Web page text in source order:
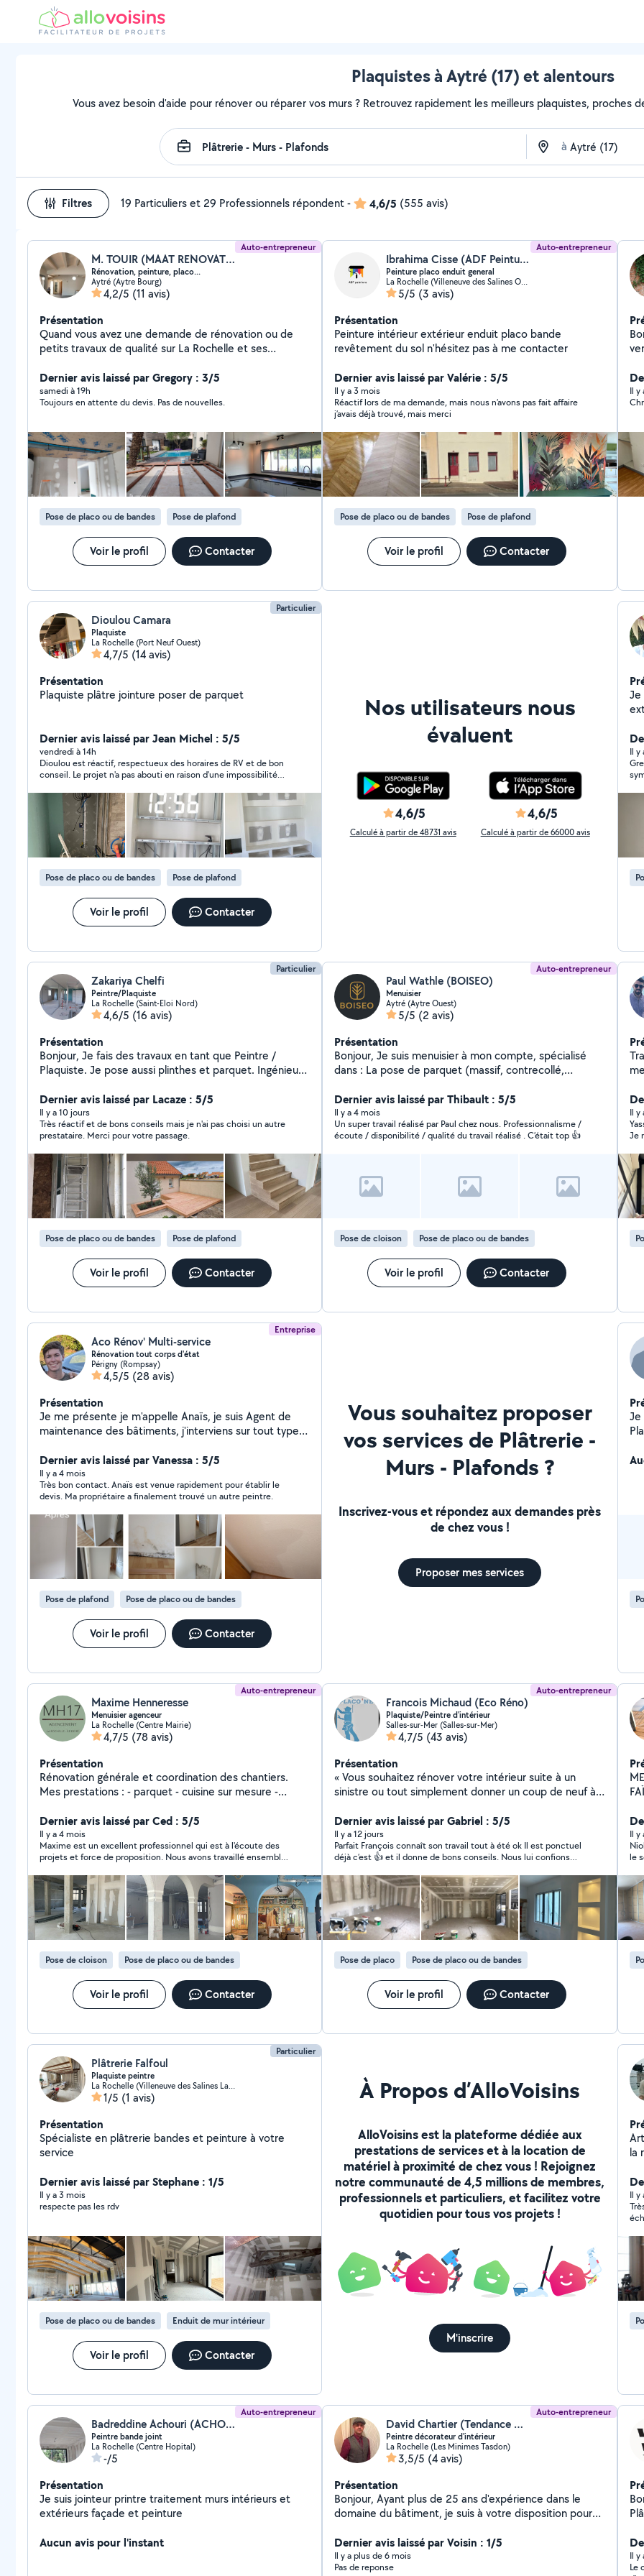
Plaquistes à Aytré (17) et alentours
Vous avez besoin d'aide pour rénover ou réparer vos murs ? Retrouvez rapidement les meilleurs plaquistes, proches
à
Filtres 19 Particuliers et 29 Professionnels répondent- 4,6/5 (555 avis)
Auto-entrepreneur
M. TOUIR (MAAT RENOVATION)
Rénovation, peinture, placo...
Aytré (Aytre Bourg)
4,2/5 (11 avis)
Présentation
Quand vous avez une demande de rénovation ou de
petits travaux de qualité sur La Rochelle et ses
RÉNOVATION. Je m' engage à fournir un service
exceptionnel au client. - Travaux de plâtrerie, Peinture
(intérieur et extérieur) - Isolation phonique et
autres bâtiments. - Pose de revêtement au sol et
carrelage. -Soudeur professionnel: réalisation de
terrasse, charpente, pergola... - Démolition de
bâtiment, murs. - Entretien de toiture Faites-moi part
de la nature de votre projet et je m'efforcerais de
trouver la solution la mieux adaptée à vos besoins.
ATTENTION À BIEN REMPLIR LA CATÉGORIE LORS DE
VOTRE DEMANDE SINON JE NE PEUX PAS VOUS
RÉPONDRE
Dernier avis laissé par Gregory : 3/5
samedi à 19h
Toujours en attente du devis. Pas de nouvelles.
Pose de placo ou de bandes Pose de plafond
Voir le profil Contacter
Auto-entrepreneur
Ibrahima Cisse (ADF Peinture)
Peinture placo enduit general
La Rochelle (Villeneuve des Salines Ouest)
5/5 (3 avis)
Présentation
Peinture intérieur extérieur enduit placo bande
revêtement du sol n'hésitez pas à me contacter
Dernier avis laissé par Valérie : 5/5
Il y a 3 mois
Réactif lors de ma demande, mais nous n’avons pas fait affaire
j’avais déjà trouvé, mais merci
Pose de placo ou de bandes Pose de plafond
Voir le profil Contacter
Il y
Particulier
Dioulou Camara
Plaquiste
La Rochelle (Port Neuf Ouest)
4,7/5 (14 avis)
Présentation
Plaquiste plâtre jointure poser de parquet
Dernier avis laissé par Jean Michel : 5/5
vendredi à 14h
Dioulou est réactif, respectueux des horaires de RV et de bon
conseil. Le projet n'a pas abouti en raison d'une impossibilité
pour la suite des travaux.
Pose de placo ou de bandes Pose de plafond
Voir le profil Contacter
Nos utilisateurs nous
évaluent
4,6/5
Calculé à partir de 48731 avis
4,6/5
Calculé à partir de 66000 avis
Je
Il y
de
de
Particulier
Zakariya Chelfi
Peintre/Plaquiste
La Rochelle (Saint-Eloi Nord)
4,6/5 (16 avis)
Présentation
Bonjour, Je fais des travaux en tant que Peintre /
Plaquiste. Je pose aussi plinthes et parquet. Ingénieux,
d'aménagement (poser des meubles, créer un
dressing), réparer un mur (boucher des trous, enduit,
peinture). Vous pouvez me contacter pour plus
d'informations. Cordialement
Dernier avis laissé par Lacaze : 5/5
Il y a 10 jours
Très réactif et de bons conseils mais je n'ai pas choisi un autre
prestataire. Merci pour votre passage.
Pose de placo ou de bandes Pose de plafond
Voir le profil Contacter
Auto-entrepreneur
Paul Wathle (BOISEO)
Menuisier
Aytré (Aytre Ouest)
5/5 (2 avis)
Présentation
Bonjour, Je suis menuisier à mon compte, spécialisé
dans : La pose de parquet (massif, contrecollé,
intérieurs et extérieurs et tout autre fabrication La
menuiserie générale : portes, placards, terrasses,
meubles, finitions Je travaille avec soin, précision et
sérieux pour garantir un résultat propre et durable.
Dernier avis laissé par Thibault : 5/5
Il y a 4 mois
Un super travail réalisé par Paul chez nous. Professionnalisme /
écoute / disponibilité / qualité du travail réalisé . C’était top 👍
Pose de cloison Pose de placo ou de bandes
Voir le profil Contacter
pour : Peinture
enduits
de
Il y
Je
Entreprise
Aco Rénov' Multi-service
Rénovation tout corps d'état
Périgny (Rompsay)
4,5/5 (28 avis)
Présentation
Je me présente je m'appelle Anaïs, je suis Agent de
maintenance des bâtiments, j'interviens sur tout type
rénovation ou juste un dépannage quelconque je serai
ravi de vous accompagner et de vous aider à le réaliser.
Passionné par ce que je fais, je mets tout en œuvre au
quotidien pour satisfaire mes clients. J'écoute, je
conseil et accompagne dans les projets. Vous avez un
projet et cherchez une personne pouvant le réaliser ?
Contactez moi ! je serai ravi de me déplacer afin de
comprendre plus précisément vos attentes et les
comblées. Au plaisir ! Anaïs
Dernier avis laissé par Vanessa : 5/5
Il y a 4 mois
Très bon contact. Anaïs est venue rapidement pour établir le
devis. Ma propriétaire a finalement trouvé un autre peintre.
Pose de plafond Pose de placo ou de bandes
Voir le profil Contacter
Vous souhaitez proposer
vos services de Plâtrerie -
Murs - Plafonds ?
Inscrivez-vous et répondez aux demandes près
de chez vous !
Proposer mes services
Je
Auto-entrepreneur
Maxime Henneresse
Menuisier agenceur
La Rochelle (Centre Mairie)
4,7/5 (78 avis)
Présentation
Rénovation générale et coordination des chantiers.
Mes prestations : - parquet - cuisine sur mesure -
cloisons sèches ( Placo ) - bandes - peinture - carrelage
Dernier avis laissé par Ced : 5/5
Il y a 4 mois
Maxime est un excellent professionnel qui est à l'écoute des
projets et force de proposition. Nous avons travaillé ensemble
Tout s'est très bien passé, je recommande. Cédric
Pose de cloison Pose de placo ou de bandes
Voir le profil Contacter
Auto-entrepreneur
Francois Michaud (Eco Réno)
Plaquiste/Peintre d'intérieur
Salles-sur-Mer (Salles-sur-Mer)
4,7/5 (43 avis)
Présentation
« Vous souhaitez rénover votre intérieur suite à un
sinistre ou tout simplement donner un coup de neuf à
dans vos travaux de plâtreries, peinture, revêtement
de sol et rénovation d'interieur. Mes compétences: -
peinture intérieure et extérieur - placo - enduits et
ratissage de murs - bandes/ponçage - pose de parquet
tous types Un parcours dans la rénovations des
bâtiments depuis plus de 30 ans, j'interviens à La
Rochelle et son agglomération dans un périmètre de
60km. Soucieux du travail bien fait, respectueux des
délais et autres corps de métiers ce plaisir se retrouve
dans la qualité de mon travail. N'hésitez pas à me
contacter zéro6.34.52.12.40.Vous serez entre de très
bonnes mains. »Déplacements et devis gratuit
Dernier avis laissé par Gabriel : 5/5
Il y a 12 jours
Parfait François connaît son travail tout à été ok Il est ponctuel
déjà c’est 👍 et il donne de bons conseils. Nous lui confions
Pose de placo Pose de placo ou de bandes
Voir le profil Contacter
Il y
le
Particulier
Plâtrerie Falfoul
Plaquiste peintre
La Rochelle (Villeneuve des Salines Lac)
1/5 (1 avis)
Présentation
Spécialiste en plâtrerie bandes et peinture à votre
service
Dernier avis laissé par Stephane : 1/5
Il y a 3 mois
respecte pas les rdv
Pose de placo ou de bandes Enduit de mur intérieur
Voir le profil Contacter
À Propos d’AlloVoisins
AlloVoisins est la plateforme dédiée aux
prestations de services et à la location de
matériel à proximité de chez vous ! Rejoignez
notre communauté de 4,5 millions de membres,
professionnels et particuliers, et facilitez votre
quotidien pour tous vos projets !
M'inscrire
la
Il y
Auto-entrepreneur
Badreddine Achouri (ACHOURI BADREDDINE)
Peintre bande joint
La Rochelle (Centre Hopital)
-/5
Présentation
Je suis jointeur printre traitement murs intérieurs et
extérieurs façade et peinture
Aucun avis pour l'instant
Auto-entrepreneur
David Chartier (Tendance Design)
Peintre décorateur d'intérieur
La Rochelle (Les Minimes Tasdon)
3,5/5 (4 avis)
Présentation
Bonjour, Ayant plus de 25 ans d'expérience dans le
domaine du bâtiment, je suis à votre disposition pour
Dernier avis laissé par Voisin : 1/5
Il y a plus de 6 mois
Pas de reponse
Il y
Le